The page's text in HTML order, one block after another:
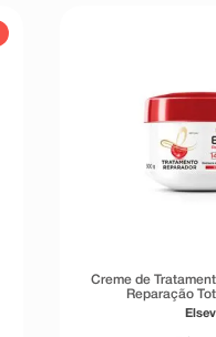
Creme de
Reparação